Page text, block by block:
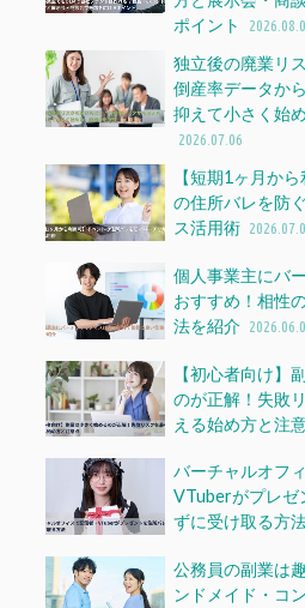
ポイント
独立後の廃業リ
倒産率データか
抑えて小さく始
2026.07.06
【短期1ヶ月か
の住所バレを防
ス活用術
個人事業主にバ
おすすめ！相性
法を紹介
【初心者向け】
のが正解！失敗
える始め方と注
バーチャルオフ
VTuberがプレゼ
ずに受け取る方
公務員の副業は
ンドメイド・コ